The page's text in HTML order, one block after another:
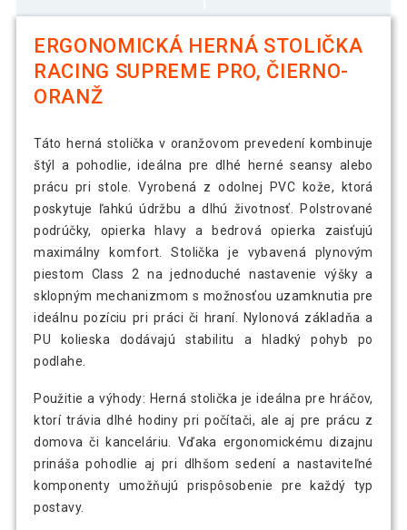
ERGONOMICKÁ HERNÁ STOLIČKA
RACING SUPREME PRO, ČIERNO-
ORANŽ
Táto herná stolička v oranžovom prevedení kombinuje
štýl a pohodlie, ideálna pre dlhé herné seansy alebo
prácu pri stole. Vyrobená z odolnej PVC kože, ktorá
poskytuje ľahkú údržbu a dlhú životnosť. Polstrované
podrúčky, opierka hlavy a bedrová opierka zaisťujú
maximálny komfort. Stolička je vybavená plynovým
piestom Class 2 na jednoduché nastavenie výšky a
sklopným mechanizmom s možnosťou uzamknutia pre
ideálnu pozíciu pri práci či hraní. Nylonová základňa a
PU kolieska dodávajú stabilitu a hladký pohyb po
podlahe.
Použitie a výhody: Herná stolička je ideálna pre hráčov,
ktorí trávia dlhé hodiny pri počítači, ale aj pre prácu z
domova či kanceláriu. Vďaka ergonomickému dizajnu
prináša pohodlie aj pri dlhšom sedení a nastaviteľné
komponenty umožňujú prispôsobenie pre každý typ
postavy.